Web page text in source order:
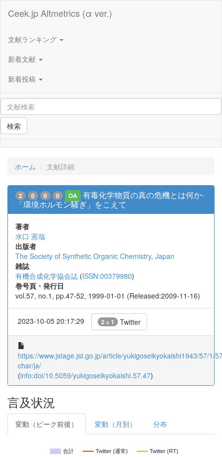
Ceek.jp Altmetrics (α ver.)
文献ランキング
新着文献
新着投稿
検索
ホーム 文献詳細
2 0 0 0 OA
有毒化学物質の真の危機とは何か-
「環境ホルモン騒ぎ」をこえて
著者
水口 憲哉
出版者
The Society of Synthetic Organic Chemistry, Japan
雑誌
有機合成化学協会誌 (ISSN:00379980)
巻号頁・発行日
vol.57, no.1, pp.47-52, 1999-01-01 (Released:2009-11-16)
2023-10-05 20:17:29 2 + 1 Twitter
https://www.jstage.jst.go.jp/article/yukigoseikyokaishi1943/57/1/
char/ja/
(info:doi/10.5059/yukigoseikyokaishi.57.47)
言及状況
変動（ピーク前後） 変動（月別） 分布
合計 Twitter (通常) Twitter (RT)